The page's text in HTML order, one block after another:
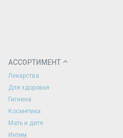
АССОРТИМЕНТ
Лекарства
Для здоровья
Гигиена
Косметика
Мать и дитя
Интим